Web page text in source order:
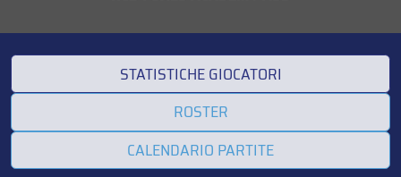
STATISTICHE GIOCATORI
ROSTER
CALENDARIO PARTITE